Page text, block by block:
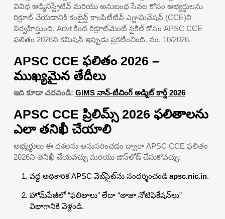
వివిధ అడ్మినిస్ట్రేటివ్ మరియు అనుబంధ సేవల కోసం అభ్యర్థులను
రిక్రూట్ చేయడానికి కంబైన్డ్ కాంపిటీటివ్ ఎగ్జామినేషన్ (CCE)ని
నిర్వహిస్తుంది. Advt కింద రిక్రూట్‌మెంట్ సైకిల్ కోసం APSC CCE
ఫలితం 2026ని కమిషన్ ఇప్పుడు ప్రకటించింది. నం. 10/2026.
APSC CCE ఫలితం 2026 –
ముఖ్యమైన తేదీలు
ఇది కూడా చదవండి: GIMS నాన్-టీచింగ్ అడ్మిట్ కార్డ్ 2026
APSC CCE ప్రిలిమ్స్ 2026 ఫలితాలను
ఎలా తనిఖీ చేయాలి
అభ్యర్థులు ఈ దశలను అనుసరించడం ద్వారా APSC CCE ఫలితం
2026ని తనిఖీ చేయవచ్చు మరియు డౌన్‌లోడ్ చేసుకోవచ్చు:
వద్ద అధికారిక APSC వెబ్‌సైట్‌ను సందర్శించండి apsc.nic.in.
హోమ్‌పేజీలో “ఫలితాలు” లేదా “తాజా నోటిఫికేషన్‌లు”
విభాగానికి వెళ్లండి.